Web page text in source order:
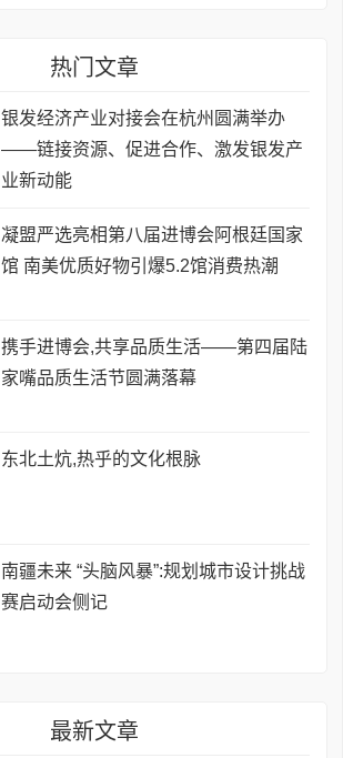
热门文章
银发经济产业对接会在杭州圆满举办
——链接资源、促进合作、激发银发产
业新动能
凝盟严选亮相第八届进博会阿根廷国家
馆 南美优质好物引爆5.2馆消费热潮
携手进博会,共享品质生活——第四届陆
家嘴品质生活节圆满落幕
​东北土炕,热乎的文化根脉
南疆未来 “头脑风暴”:规划城市设计挑战
赛启动会侧记
最新文章